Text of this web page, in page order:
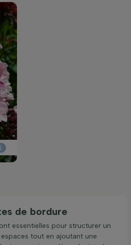
de bordure
essentielles pour structurer un
tout en ajoutant une